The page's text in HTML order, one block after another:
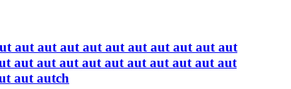
aut aut aut aut aut aut aut aut aut aut
aut aut aut aut aut aut aut aut aut aut
aut autch